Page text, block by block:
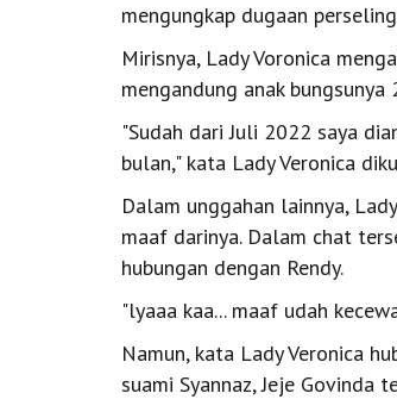
mengungkap dugaan
Mirisnya, Lady Voronica
mengandung anak
"Sudah dari Juli 2022 saya
bulan," kata Lady Veronica
Dalam unggahan lainnya,
maaf darinya. Dalam chat
hubungan dengan Rendy.
"lyaaa kaa... maaf udah
Namun, kata Lady Veronica
suami Syannaz, Jeje Govinda